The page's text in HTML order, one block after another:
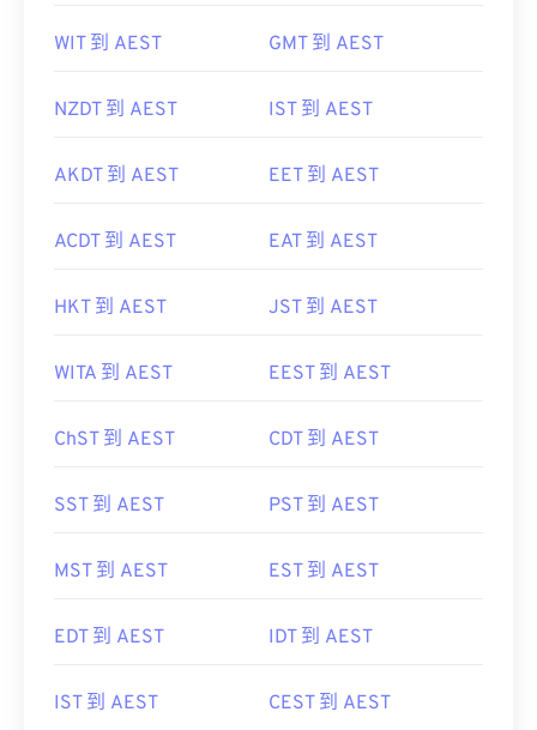
WIT 到 AEST GMT 到 AEST
NZDT 到 AEST IST 到 AEST
AKDT 到 AEST EET 到 AEST
ACDT 到 AEST EAT 到 AEST
HKT 到 AEST JST 到 AEST
WITA 到 AEST EEST 到 AEST
ChST 到 AEST CDT 到 AEST
SST 到 AEST PST 到 AEST
MST 到 AEST EST 到 AEST
EDT 到 AEST IDT 到 AEST
IST 到 AEST CEST 到 AEST